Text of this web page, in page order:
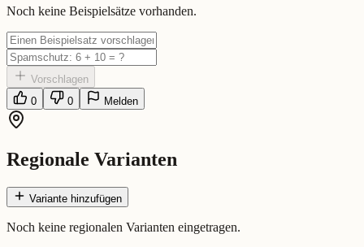
Eingereicht von: Mundwerk Team
Noch keine Beispielsätze vorhanden.
Vorschlagen
0
0 Melden
Regionale Varianten
Variante hinzufügen
Noch keine regionalen Varianten eingetragen.